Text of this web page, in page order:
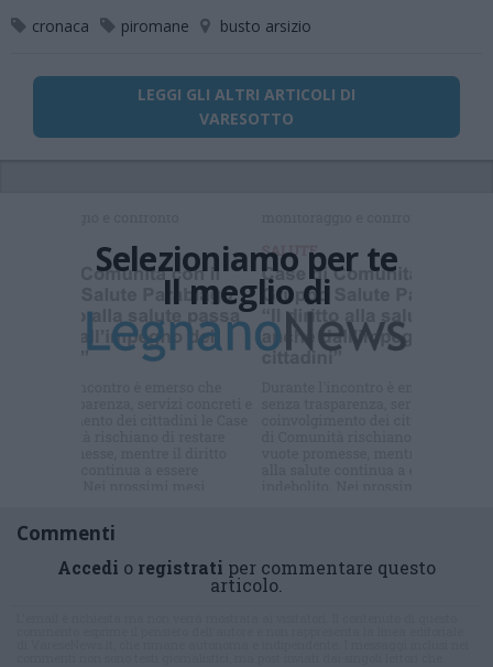
cronaca
piromane busto arsizio
LEGGI GLI ALTRI ARTICOLI DI
VARESOTTO
Selezioniamo per te
Il meglio di
Commenti
Accedi o registrati per commentare questo
articolo.